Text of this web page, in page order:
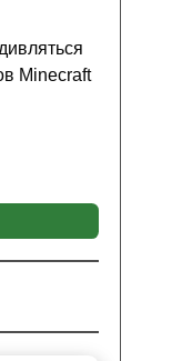
Minecraft